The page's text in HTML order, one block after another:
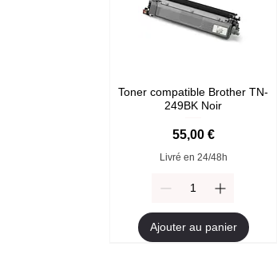
Toner compatible Brother TN-
249BK Noir
Prix
55,00 €
Livré en 24/48h
Ajouter au panier